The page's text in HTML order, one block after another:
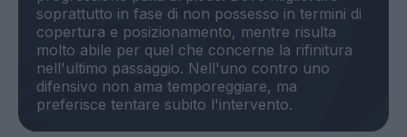
soprattutto in fase di non possesso in termini di
copertura e posizionamento, mentre risulta
molto abile per quel che concerne la rifinitura
nell'ultimo passaggio. Nell'uno contro uno
difensivo non ama temporeggiare, ma